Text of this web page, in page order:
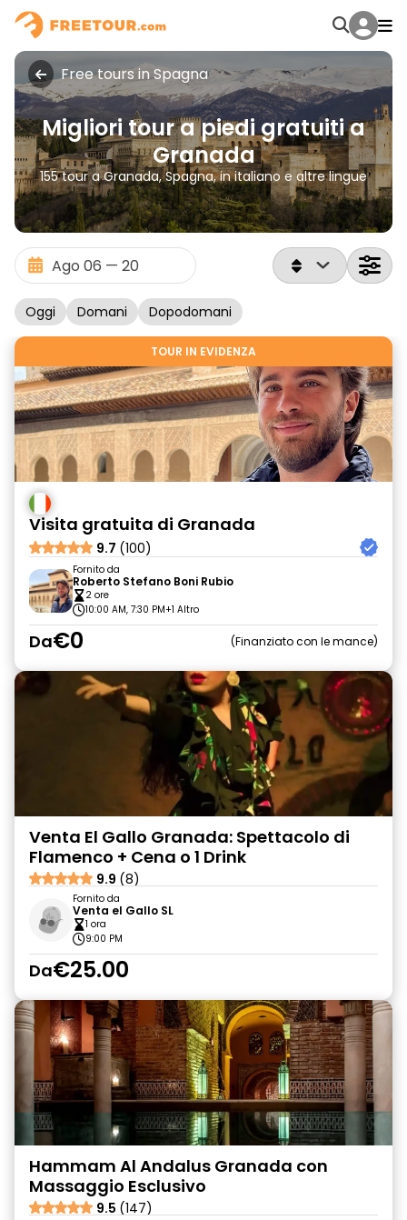
Free tours in Spagna
Migliori tour a piedi gratuiti a
Granada
155 tour a Granada, Spagna, in italiano e altre lingue
Oggi Domani Dopodomani
TOUR IN EVIDENZA
Visita gratuita di Granada
9.7 (100)
Fornito da
Roberto Stefano Boni Rubio
2 ore
10:00 AM, 7:30 PM+1 Altro
Da€0 Finanziato con le mance
Venta El Gallo Granada: Spettacolo di
Flamenco + Cena o 1 Drink
9.9 (8)
Fornito da
Venta el Gallo SL
1 ora
9:00 PM
Da€25.00
Hammam Al Andalus Granada con
Massaggio Esclusivo
9.5 (147)